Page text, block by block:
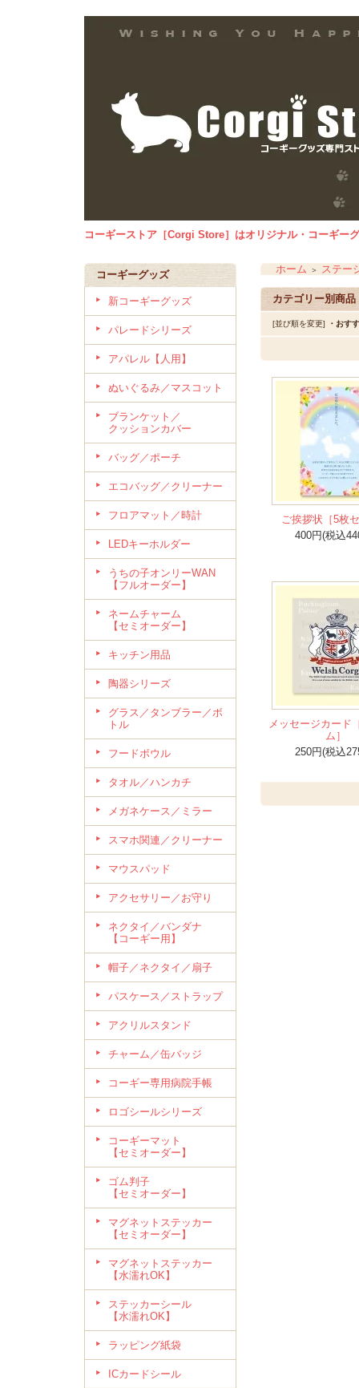
コーギーストア［Corgi Store］はオリジナル・コーギー
コーギーグッズ
新コーギーグッズ
パレードシリーズ
アパレル【人用】
ぬいぐるみ／マスコット
ブランケット／
クッションカバー
バッグ／ポーチ
エコバッグ／クリーナー
フロアマット／時計
LEDキーホルダー
うちの子オンリーWAN
【フルオーダー】
ネームチャーム
【セミオーダー】
キッチン用品
陶器シリーズ
グラス／タンブラー／ボ
トル
フードボウル
タオル／ハンカチ
メガネケース／ミラー
スマホ関連／クリーナー
マウスパッド
アクセサリー／お守り
ネクタイ／バンダナ
【コーギー用】
帽子／ネクタイ／扇子
パスケース／ストラップ
アクリルスタンド
チャーム／缶バッジ
コーギー専用病院手帳
ロゴシールシリーズ
コーギーマット
【セミオーダー】
ゴム判子
【セミオーダー】
マグネットステッカー
【セミオーダー】
マグネットステッカー
【水濡れOK】
ステッカーシール
【水濡れOK】
ラッピング紙袋
ICカードシール
ホーム ＞ ステー
カテゴリー別商品
[並び順を変更] ・おす
ご挨拶状［5枚
400円(税込
メッセージカード
ム］
250円(税込